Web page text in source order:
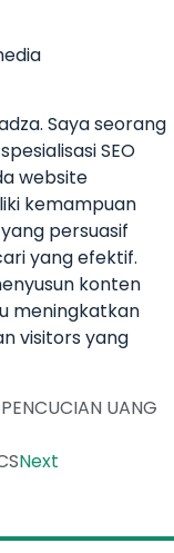
Saya seorang
SEO
website
kemampuan
persuasif
yang efektif.
konten
meningkatkan
visitors yang
UANG
Next